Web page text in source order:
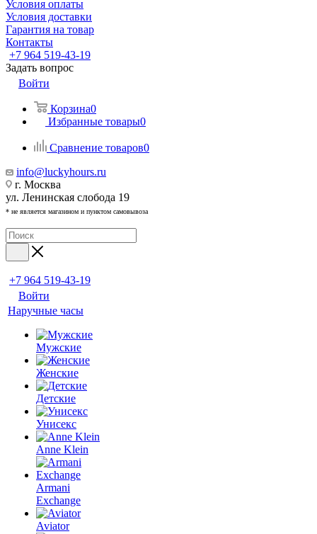
Условия оплаты
Условия доставки
Гарантия на товар
Контакты
+7 964 519-43-19
Задать вопрос
Войти
Корзина0
Избранные товары0
Сравнение товаров0
info@luckyhours.ru
г. Москва
ул. Ленинская слобода 19
* не является магазином и пунктом самовывоза
+7 964 519-43-19
Войти
Наручные часы
Мужские
Женские
Детские
Унисекс
Anne Klein
Armani
Exchange
Aviator